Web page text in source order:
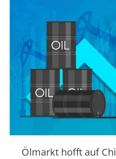
Ölmarkt hofft auf